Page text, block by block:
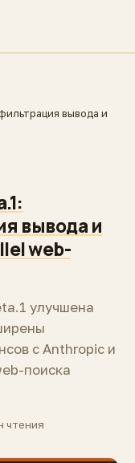
вывода и
вывода и
web-
улучшена
с Anthropic и
поиска
чтения